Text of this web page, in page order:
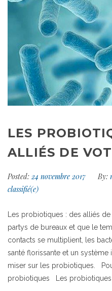
LES
ALLIÉS DE
Posted: 24 novembre 2017 By:
classifié(e)
Les probiotiques : des alliés
partys de bureaux et que le
contacts se multiplient, les
santé florissante et un
miser sur les probiotiques.
probiotiques Les probiotiques